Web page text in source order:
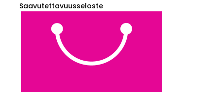
Saavutettavuusseloste